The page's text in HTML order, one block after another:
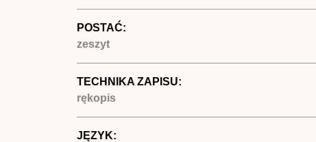
POSTAĆ:
zeszyt
TECHNIKA ZAPISU:
rękopis
JĘZYK: